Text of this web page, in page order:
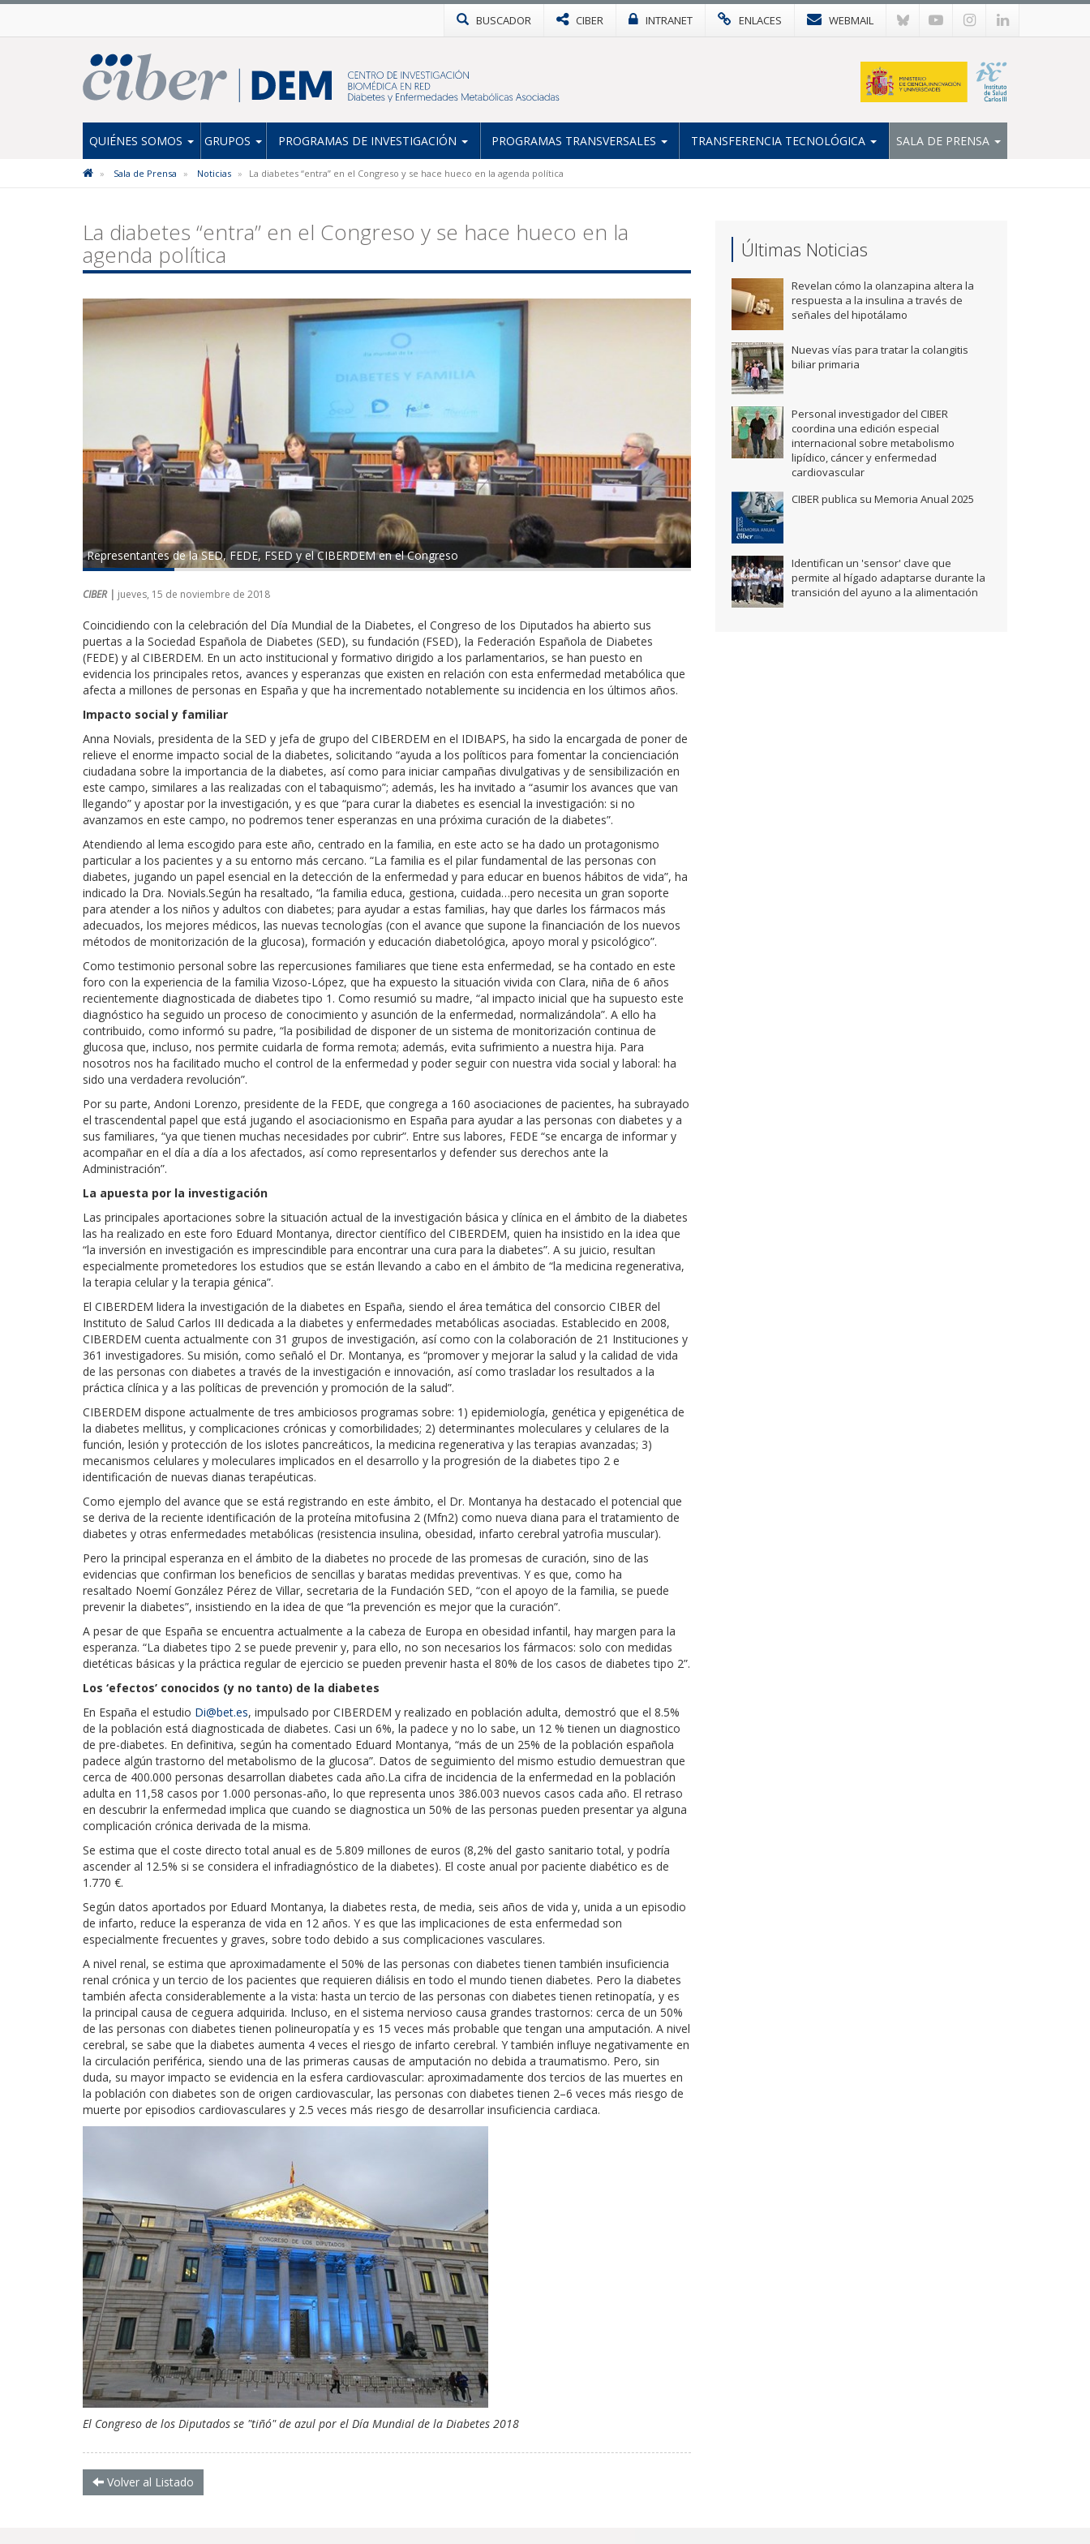
BUSCADOR CIBER INTRANET ENLACES WEBMAIL
QUIÉNES SOMOS GRUPOS PROGRAMAS DE INVESTIGACIÓN PROGRAMAS TRANSVERSALES TRANSFERENCIA TECNOLÓGICA SALA DE PRENSA
Sala de Prensa Noticias La diabetes “entra” en el Congreso y se hace hueco en la agenda política
La diabetes “entra” en el Congreso y se hace hueco en la
agenda política
Representantes de la SED, FEDE, FSED y el CIBERDEM en el Congreso
CIBER | jueves, 15 de noviembre de 2018
Coincidiendo con la celebración del Día Mundial de la Diabetes, el Congreso de los Diputados ha abierto sus
puertas a la Sociedad Española de Diabetes (SED), su fundación (FSED), la Federación Española de Diabetes
(FEDE) y al CIBERDEM. En un acto institucional y formativo dirigido a los parlamentarios, se han puesto en
evidencia los principales retos, avances y esperanzas que existen en relación con esta enfermedad metabólica que
afecta a millones de personas en España y que ha incrementado notablemente su incidencia en los últimos años.
Impacto social y familiar
Anna Novials, presidenta de la SED y jefa de grupo del CIBERDEM en el IDIBAPS, ha sido la encargada de poner de
relieve el enorme impacto social de la diabetes, solicitando “ayuda a los políticos para fomentar la concienciación
ciudadana sobre la importancia de la diabetes, así como para iniciar campañas divulgativas y de sensibilización en
este campo, similares a las realizadas con el tabaquismo”; además, les ha invitado a “asumir los avances que van
llegando” y apostar por la investigación, y es que “para curar la diabetes es esencial la investigación: si no
avanzamos en este campo, no podremos tener esperanzas en una próxima curación de la diabetes”.
Atendiendo al lema escogido para este año, centrado en la familia, en este acto se ha dado un protagonismo
particular a los pacientes y a su entorno más cercano. “La familia es el pilar fundamental de las personas con
diabetes, jugando un papel esencial en la detección de la enfermedad y para educar en buenos hábitos de vida”, ha
indicado la Dra. Novials.Según ha resaltado, “la familia educa, gestiona, cuidada…pero necesita un gran soporte
para atender a los niños y adultos con diabetes; para ayudar a estas familias, hay que darles los fármacos más
adecuados, los mejores médicos, las nuevas tecnologías (con el avance que supone la financiación de los nuevos
métodos de monitorización de la glucosa), formación y educación diabetológica, apoyo moral y psicológico”.
Como testimonio personal sobre las repercusiones familiares que tiene esta enfermedad, se ha contado en este
foro con la experiencia de la familia Vizoso-López, que ha expuesto la situación vivida con Clara, niña de 6 años
recientemente diagnosticada de diabetes tipo 1. Como resumió su madre, “al impacto inicial que ha supuesto este
diagnóstico ha seguido un proceso de conocimiento y asunción de la enfermedad, normalizándola”. A ello ha
contribuido, como informó su padre, “la posibilidad de disponer de un sistema de monitorización continua de
glucosa que, incluso, nos permite cuidarla de forma remota; además, evita sufrimiento a nuestra hija. Para
nosotros nos ha facilitado mucho el control de la enfermedad y poder seguir con nuestra vida social y laboral: ha
sido una verdadera revolución”.
Por su parte, Andoni Lorenzo, presidente de la FEDE, que congrega a 160 asociaciones de pacientes, ha subrayado
el trascendental papel que está jugando el asociacionismo en España para ayudar a las personas con diabetes y a
sus familiares, “ya que tienen muchas necesidades por cubrir”. Entre sus labores, FEDE “se encarga de informar y
acompañar en el día a día a los afectados, así como representarlos y defender sus derechos ante la
Administración”.
La apuesta por la investigación
Las principales aportaciones sobre la situación actual de la investigación básica y clínica en el ámbito de la diabetes
las ha realizado en este foro Eduard Montanya, director científico del CIBERDEM, quien ha insistido en la idea que
“la inversión en investigación es imprescindible para encontrar una cura para la diabetes”. A su juicio, resultan
especialmente prometedores los estudios que se están llevando a cabo en el ámbito de “la medicina regenerativa,
la terapia celular y la terapia génica”.
El CIBERDEM lidera la investigación de la diabetes en España, siendo el área temática del consorcio CIBER del
Instituto de Salud Carlos III dedicada a la diabetes y enfermedades metabólicas asociadas. Establecido en 2008,
CIBERDEM cuenta actualmente con 31 grupos de investigación, así como con la colaboración de 21 Instituciones y
361 investigadores. Su misión, como señaló el Dr. Montanya, es “promover y mejorar la salud y la calidad de vida
de las personas con diabetes a través de la investigación e innovación, así como trasladar los resultados a la
práctica clínica y a las políticas de prevención y promoción de la salud”.
CIBERDEM dispone actualmente de tres ambiciosos programas sobre: 1) epidemiología, genética y epigenética de
la diabetes mellitus, y complicaciones crónicas y comorbilidades; 2) determinantes moleculares y celulares de la
función, lesión y protección de los islotes pancreáticos, la medicina regenerativa y las terapias avanzadas; 3)
mecanismos celulares y moleculares implicados en el desarrollo y la progresión de la diabetes tipo 2 e
identificación de nuevas dianas terapéuticas.
Como ejemplo del avance que se está registrando en este ámbito, el Dr. Montanya ha destacado el potencial que
se deriva de la reciente identificación de la proteína mitofusina 2 (Mfn2) como nueva diana para el tratamiento de
diabetes y otras enfermedades metabólicas (resistencia insulina, obesidad, infarto cerebral yatrofia muscular).
Pero la principal esperanza en el ámbito de la diabetes no procede de las promesas de curación, sino de las
evidencias que confirman los beneficios de sencillas y baratas medidas preventivas. Y es que, como ha
resaltado Noemí González Pérez de Villar, secretaria de la Fundación SED, “con el apoyo de la familia, se puede
prevenir la diabetes”, insistiendo en la idea de que “la prevención es mejor que la curación”.
A pesar de que España se encuentra actualmente a la cabeza de Europa en obesidad infantil, hay margen para la
esperanza. “La diabetes tipo 2 se puede prevenir y, para ello, no son necesarios los fármacos: solo con medidas
dietéticas básicas y la práctica regular de ejercicio se pueden prevenir hasta el 80% de los casos de diabetes tipo 2”.
Los ‘efectos’ conocidos (y no tanto) de la diabetes
En España el estudio Di@bet.es, impulsado por CIBERDEM y realizado en población adulta, demostró que el 8.5%
de la población está diagnosticada de diabetes. Casi un 6%, la padece y no lo sabe, un 12 % tienen un diagnostico
de pre-diabetes. En definitiva, según ha comentado Eduard Montanya, “más de un 25% de la población española
padece algún trastorno del metabolismo de la glucosa”. Datos de seguimiento del mismo estudio demuestran que
cerca de 400.000 personas desarrollan diabetes cada año.La cifra de incidencia de la enfermedad en la población
adulta en 11,58 casos por 1.000 personas-año, lo que representa unos 386.003 nuevos casos cada año. El retraso
en descubrir la enfermedad implica que cuando se diagnostica un 50% de las personas pueden presentar ya alguna
complicación crónica derivada de la misma.
Se estima que el coste directo total anual es de 5.809 millones de euros (8,2% del gasto sanitario total, y podría
ascender al 12.5% si se considera el infradiagnóstico de la diabetes). El coste anual por paciente diabético es de
1.770 €.
Según datos aportados por Eduard Montanya, la diabetes resta, de media, seis años de vida y, unida a un episodio
de infarto, reduce la esperanza de vida en 12 años. Y es que las implicaciones de esta enfermedad son
especialmente frecuentes y graves, sobre todo debido a sus complicaciones vasculares.
A nivel renal, se estima que aproximadamente el 50% de las personas con diabetes tienen también insuficiencia
renal crónica y un tercio de los pacientes que requieren diálisis en todo el mundo tienen diabetes. Pero la diabetes
también afecta considerablemente a la vista: hasta un tercio de las personas con diabetes tienen retinopatía, y es
la principal causa de ceguera adquirida. Incluso, en el sistema nervioso causa grandes trastornos: cerca de un 50%
de las personas con diabetes tienen polineuropatía y es 15 veces más probable que tengan una amputación. A nivel
cerebral, se sabe que la diabetes aumenta 4 veces el riesgo de infarto cerebral. Y también influye negativamente en
la circulación periférica, siendo una de las primeras causas de amputación no debida a traumatismo. Pero, sin
duda, su mayor impacto se evidencia en la esfera cardiovascular: aproximadamente dos tercios de las muertes en
la población con diabetes son de origen cardiovascular, las personas con diabetes tienen 2–6 veces más riesgo de
muerte por episodios cardiovasculares y 2.5 veces más riesgo de desarrollar insuficiencia cardiaca.
El Congreso de los Diputados se "tiñó" de azul por el Día Mundial de la Diabetes 2018
Volver al Listado
Últimas Noticias
Revelan cómo la olanzapina altera la
respuesta a la insulina a través de
señales del hipotálamo
Nuevas vías para tratar la colangitis
biliar primaria
Personal investigador del CIBER
coordina una edición especial
internacional sobre metabolismo
lipídico, cáncer y enfermedad
cardiovascular
CIBER publica su Memoria Anual 2025
Identifican un 'sensor' clave que
permite al hígado adaptarse durante la
transición del ayuno a la alimentación